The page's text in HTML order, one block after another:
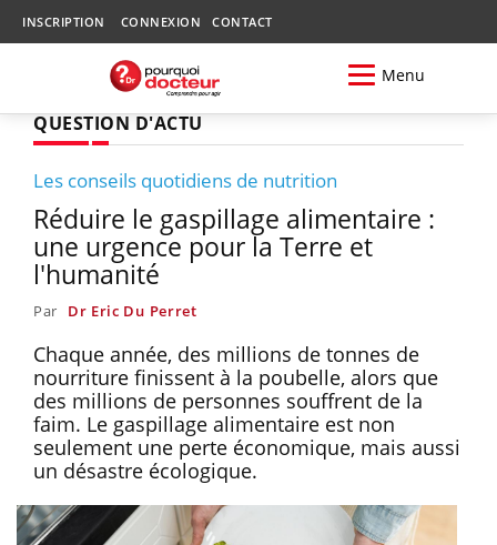
INSCRIPTION CONNEXION CONTACT
Menu
QUESTION D'ACTU
Les conseils quotidiens de nutrition
Réduire le gaspillage alimentaire :
une urgence pour la Terre et
l'humanité
Par Dr Eric Du Perret
Chaque année, des millions de tonnes de
nourriture finissent à la poubelle, alors que
des millions de personnes souffrent de la
faim. Le gaspillage alimentaire est non
seulement une perte économique, mais aussi
un désastre écologique.